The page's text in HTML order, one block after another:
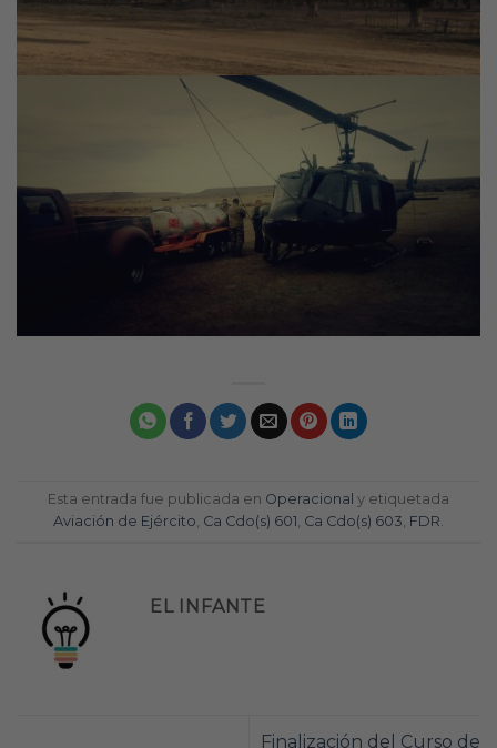
Esta entrada fue publicada en Operacional y etiquetada
Aviación de Ejército, Ca Cdo(s) 601, Ca Cdo(s) 603, FDR.
EL INFANTE
Finalización del Curso de